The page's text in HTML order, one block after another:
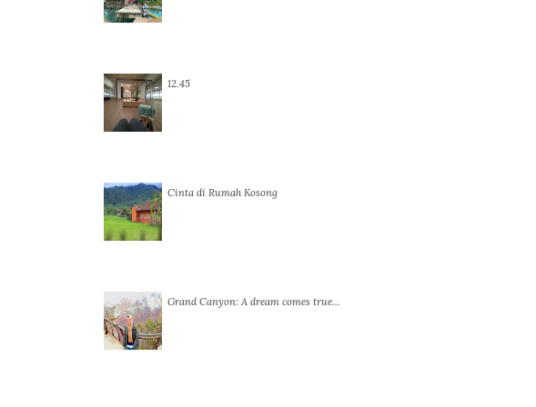
12.45
Cinta di Rumah Kosong
Grand Canyon: A dream comes true…